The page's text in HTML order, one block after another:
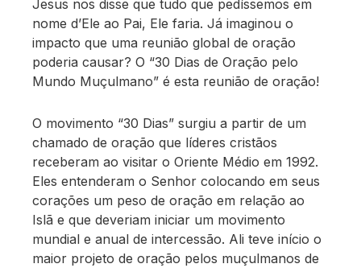
Jesus nos disse que tudo que pedíssemos em
nome d’Ele ao Pai, Ele faria. Já imaginou o
impacto que uma reunião global de oração
poderia causar? O “30 Dias de Oração pelo
Mundo Muçulmano” é esta reunião de oração!
O movimento “30 Dias” surgiu a partir de um
chamado de oração que líderes cristãos
receberam ao visitar o Oriente Médio em 1992.
Eles entenderam o Senhor colocando em seus
corações um peso de oração em relação ao
Islã e que deveriam iniciar um movimento
mundial e anual de intercessão. Ali teve início o
maior projeto de oração pelos muçulmanos de